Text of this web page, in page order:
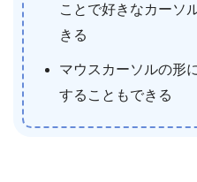
ことで好きなカーソ
きる
マウスカーソルの形
することもできる